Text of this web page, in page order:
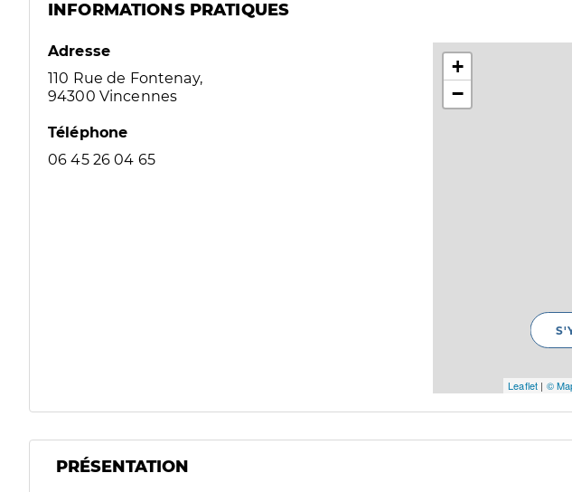
INFORMATIONS PRATIQUES
Adresse
110 Rue de Fontenay,
94300 Vincennes
Téléphone
06 45 26 04 65
+
−
Leaflet | ©
PRÉSENTATION